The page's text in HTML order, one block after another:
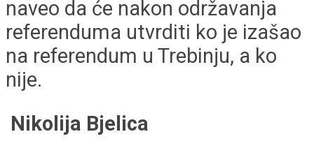
naveo da će nakon održavanja
referenduma utvrditi ko je izašao
na referendum u Trebinju, a ko
nije.
Nikolija Bjelica